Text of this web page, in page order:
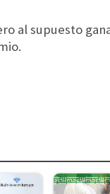
al supuesto